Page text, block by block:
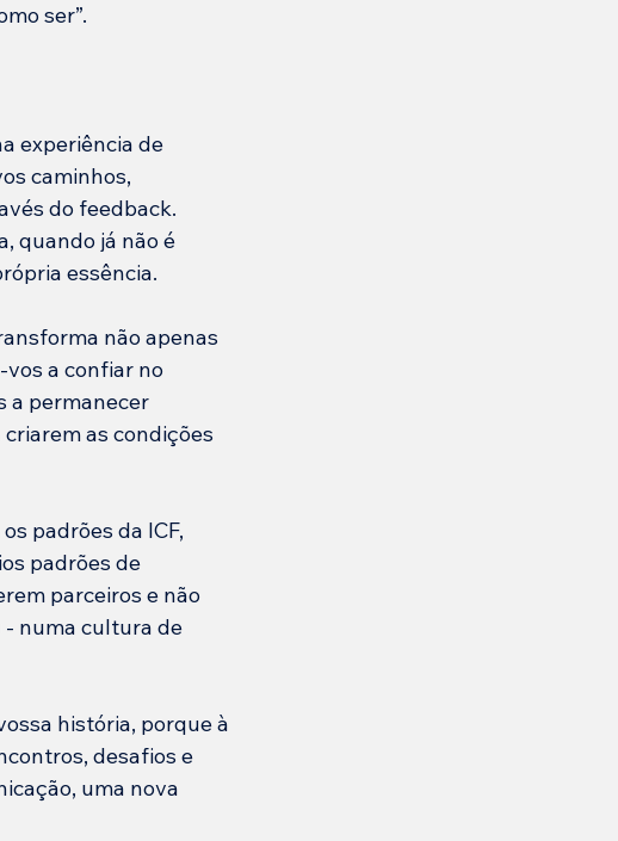
ser”.
experiência de
caminhos,
do feedback.
quando já não é
essência.
não apenas
vos a confiar no
a permanecer
as condições
padrões da ICF,
padrões de
parceiros e não
- numa cultura de
história, porque à
desafios e
uma nova